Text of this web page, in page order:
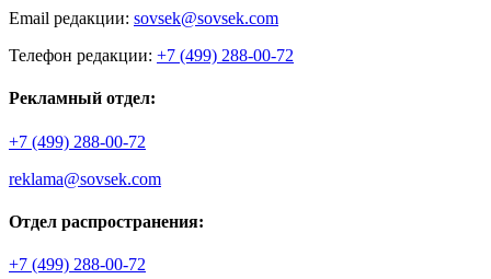
Email редакции: sovsek@sovsek.com
Телефон редакции: +7 (499) 288-00-72
Рекламный отдел:
+7 (499) 288-00-72
reklama@sovsek.com
Отдел распространения:
+7 (499) 288-00-72